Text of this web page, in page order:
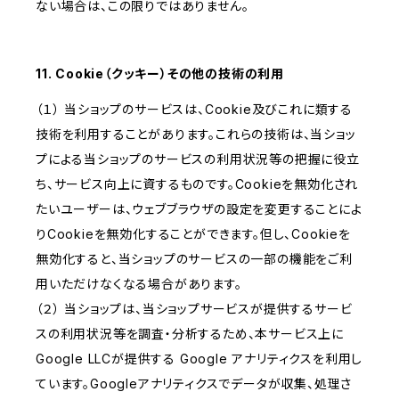
ない場合は、この限りではありません。
11. Cookie（クッキー）その他の技術の利用
（１） 当ショップのサービスは、Cookie及びこれに類する
技術を利用することがあります。これらの技術は、当ショッ
プによる当ショップのサービスの利用状況等の把握に役立
ち、サービス向上に資するものです。Cookieを無効化され
たいユーザーは、ウェブブラウザの設定を変更することによ
りCookieを無効化することができます。但し、Cookieを
無効化すると、当ショップのサービスの一部の機能をご利
用いただけなくなる場合があります。
（２） 当ショップは、当ショップサービスが提供するサービ
スの利用状況等を調査・分析するため、本サービス上に
Google LLCが提供する Google アナリティクスを利用し
ています。Googleアナリティクスでデータが収集、処理さ